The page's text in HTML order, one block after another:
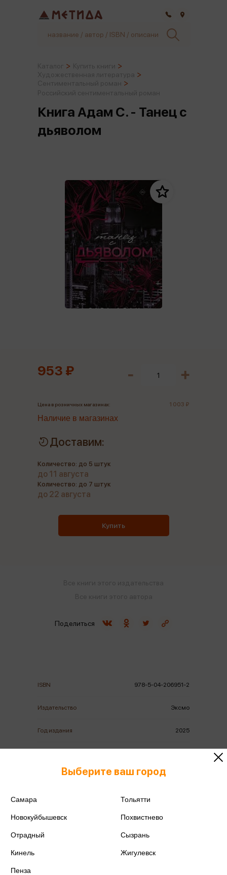
Книга Адам С. - Танец с
дьяволом
ISBN 978-5-04-206951-2
Издательство Эксмо
Год издания 2025
953 ₽
Цена в розничных магазинах: 1 003 ₽
Наличие в магазинах
Доставим:
Количество: до 5 штук
до 11 августа
Количество: до 7 штук
до 22 августа
Купить
Поделиться
Выберите ваш город
Самара Тольятти
Новокуйбышевск Похвистнево
Отрадный Сызрань
Кинель Жигулевск
Пенза